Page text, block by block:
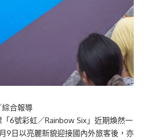
綜合報導
6號彩虹／Rainbow Six」近期煥然一
9日以亮麗新貌迎接國內外旅客後，亦